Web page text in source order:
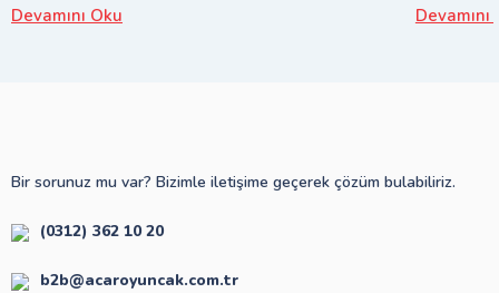
Devamını Oku Devamını
Bir sorunuz mu var? Bizimle iletişime geçerek çözüm bulabiliriz.
(0312) 362 10 20
b2b@acaroyuncak.com.tr